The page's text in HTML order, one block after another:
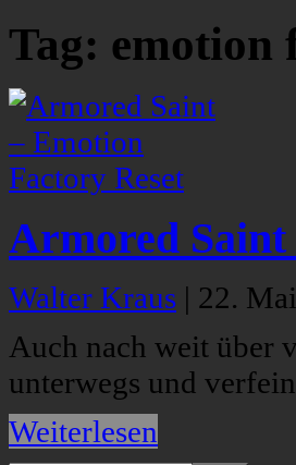
Tag: emotion
Armored Saint
Walter Kraus | 22.
Auch nach weit über
unterwegs und
Weiterlesen